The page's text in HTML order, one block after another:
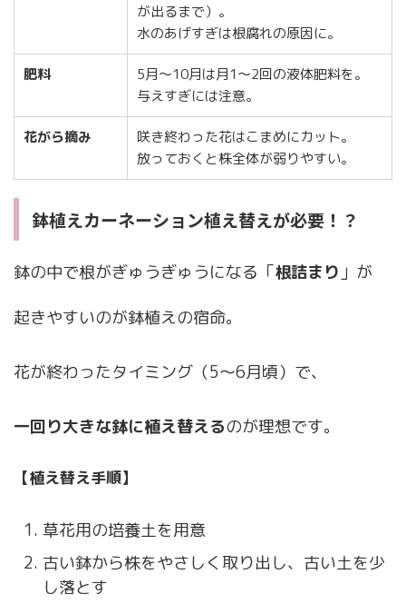
が出るまで）。
水のあげすぎは根腐れの原因に。
肥料
5月〜10月は月1〜2回の液体肥料を。
与えすぎには注意。
花がら摘み
咲き終わった花はこまめにカット。
放っておくと株全体が弱りやすい。
鉢植えカーネーション植え替えが必要！？
鉢の中で根がぎゅうぎゅうになる「根詰まり 」が
起きやすいのが鉢植えの宿命。
花が終わったタイミング（5〜6月頃）で、
一回り大きな鉢に植え替えるのが理想です。
【植え替え手順】
草花用の培養土を用意
古い鉢から株をやさしく取り出し、古い土を少
し落とす